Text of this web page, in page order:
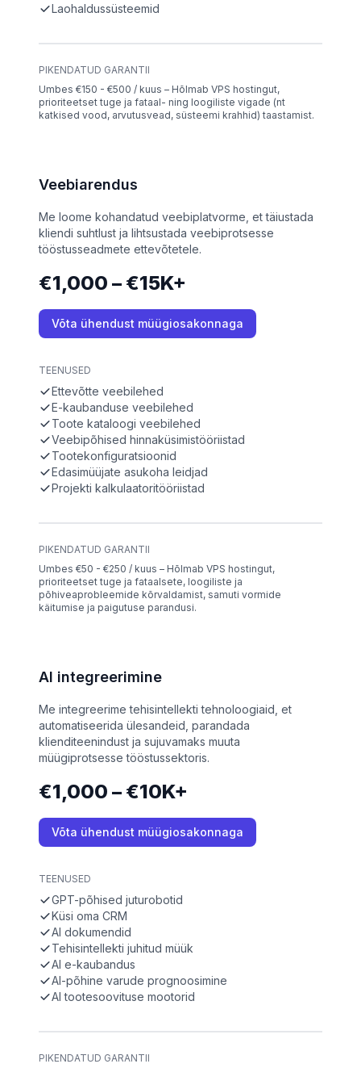
Laohaldussüsteemid
PIKENDATUD GARANTII
Umbes €150 - €500 / kuus – Hõlmab VPS hostingut,
prioriteetset tuge ja fataal- ning loogiliste vigade (nt
katkised vood, arvutusvead, süsteemi krahhid) taastamist.
Veebiarendus
Me loome kohandatud veebiplatvorme, et täiustada
kliendi suhtlust ja lihtsustada veebiprotsesse
tööstusseadmete ettevõtetele.
€1,000 – €15K+
Võta ühendust müügiosakonnaga
TEENUSED
Ettevõtte veebilehed
E-kaubanduse veebilehed
Toote kataloogi veebilehed
Veebipõhised hinnaküsimistööriistad
Tootekonfiguratsioonid
Edasimüüjate asukoha leidjad
Projekti kalkulaatoritööriistad
PIKENDATUD GARANTII
Umbes €50 - €250 / kuus – Hõlmab VPS hostingut,
prioriteetset tuge ja fataalsete, loogiliste ja
põhiveaprobleemide kõrvaldamist, samuti vormide
käitumise ja paigutuse parandusi.
AI integreerimine
Me integreerime tehisintellekti tehnoloogiaid, et
automatiseerida ülesandeid, parandada
klienditeenindust ja sujuvamaks muuta
müügiprotsesse tööstussektoris.
€1,000 – €10K+
Võta ühendust müügiosakonnaga
TEENUSED
GPT-põhised juturobotid
Küsi oma CRM
AI dokumendid
Tehisintellekti juhitud müük
AI e-kaubandus
AI-põhine varude prognoosimine
AI tootesoovituse mootorid
PIKENDATUD GARANTII